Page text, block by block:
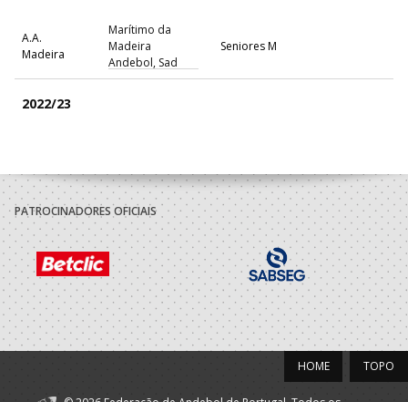
A.A.
Madeira
Marítimo da
Madeira
Andebol, Sad
Seniores M
2022/23
Andebol, Sad
F.A.P.
Selecções
Nacionais
Masculinas
Seniores M
2021/22
F.A.P.
Selecções
Nacionais
Masculinas
Seniores M
2020/21
PATROCINADORES OFICIAIS
TOPO
HOME